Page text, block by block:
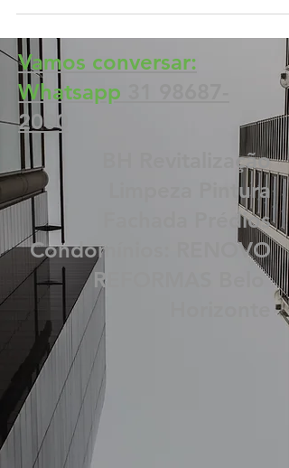
condomínio, prédios, galpões, apartamento
ou residências
Vamos conversar:
Whatsapp
2000
BH Revitalização
Limpeza Pintura
Fachada Prédios
Condomínios: RENOVO
REFORMAS Belo